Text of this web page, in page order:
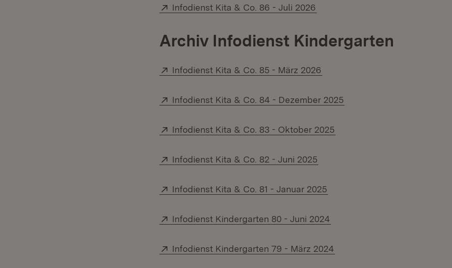
Extern:
Infodienst Kita & Co. 86 - Juli 2026
Archiv Infodienst Kindergarten
Extern:
Infodienst Kita & Co. 85 - März 2026
Extern:
Infodienst Kita & Co. 84 - Dezember 2025
Extern:
Infodienst Kita & Co. 83 - Oktober 2025
Extern:
Infodienst Kita & Co. 82 - Juni 2025
Extern:
Infodienst Kita & Co. 81 - Januar 2025
Extern:
Infodienst Kindergarten 80 - Juni 2024
Extern:
Infodienst Kindergarten 79 - März 2024